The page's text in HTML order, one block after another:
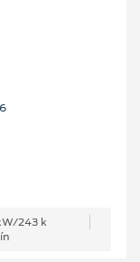
243 k